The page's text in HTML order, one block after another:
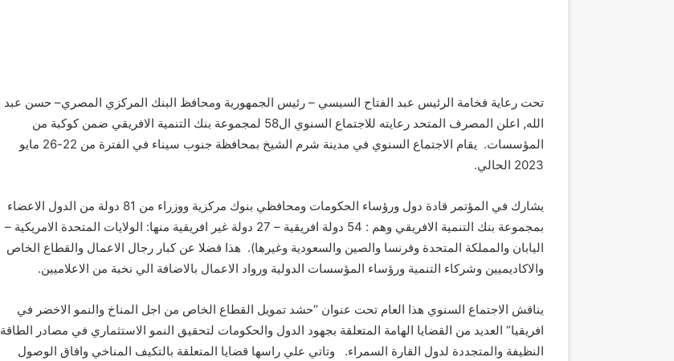
تحت رعاية فخامة الرئيس عبد الفتاح السيسي – رئيس الجمهورية ومحافظ البنك المركزي المصري– حسن عبد
الله, اعلن المصرف المتحد رعايته للاجتماع السنوي ال58 لمجموعة بنك التنمية الافريقي ضمن كوكبة من
المؤسسات. يقام الاجتماع السنوي في مدينة شرم الشيخ بمحافظة جنوب سيناء في الفترة من 22-26 مايو
2023 الحالي.
يشارك في المؤتمر قادة دول ورؤساء الحكومات ومحافظي بنوك مركزية ووزراء من 81 دولة من الدول الاعضاء
بمجموعة بنك التنمية الافريقي وهم : 54 دولة افريقية – 27 دولة غير افريقية منها: الولايات المتحدة الامريكية –
اليابان والمملكة المتحدة وفرنسا والصين والسعودية وغيرها). هذا فضلا عن كبار رجال الاعمال والقطاع الخاص
والاكاديميين وشركاء التنمية ورؤساء المؤسسات الدولية ورواد الاعمال بالاضافة الي نخبة من الاعلاميين.
يناقش الاجتماع السنوي هذا العام تحت عنوان “حشد تمويل القطاع الخاص من اجل المناخ والنمو الاخضر في
افريقيا” العديد من القضايا الهامة المتعلقة بجهود الدول والحكومات لتحقيق النمو الاستثماري في مصادر الطاقة
النظيفة والمتجددة لدول القارة السمراء. وتاتي علي راسها قضايا المتعلقة بالتكيف المناخي وافاق الوصول